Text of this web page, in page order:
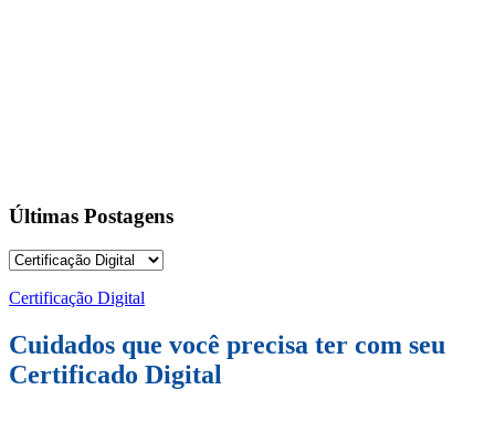
Últimas Postagens
Certificação Digital
Cuidados que você precisa ter com seu
Certificado Digital